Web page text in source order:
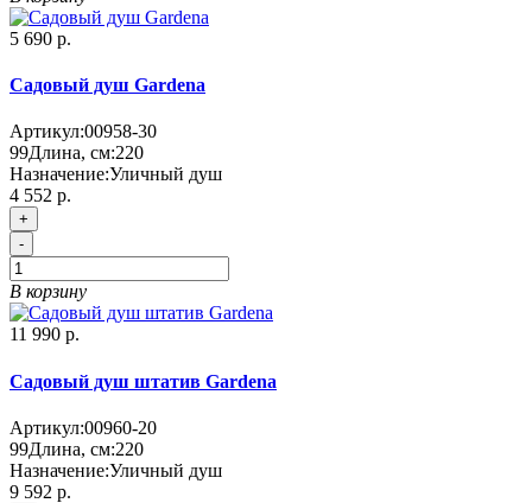
5 690 р.
Садовый душ Gardena
Артикул:00958-30
99Длина, см:220
Назначение:Уличный душ
4 552 р.
+
-
В корзину
11 990 р.
Садовый душ штатив Gardena
Артикул:00960-20
99Длина, см:220
Назначение:Уличный душ
9 592 р.